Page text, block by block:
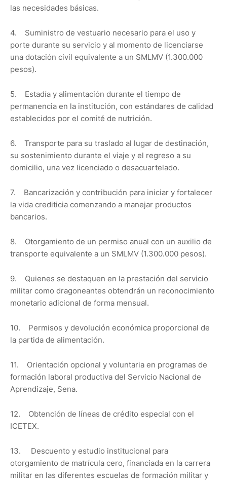
las necesidades básicas.
4. Suministro de vestuario necesario para el uso y
porte durante su servicio y al momento de licenciarse
una dotación civil equivalente a un SMLMV (1.300.000
pesos).
5. Estadía y alimentación durante el tiempo de
permanencia en la institución, con estándares de calidad
establecidos por el comité de nutrición.
6. Transporte para su traslado al lugar de destinación,
su sostenimiento durante el viaje y el regreso a su
domicilio, una vez licenciado o desacuartelado.
7. Bancarización y contribución para iniciar y fortalecer
la vida crediticia comenzando a manejar productos
bancarios.
8. Otorgamiento de un permiso anual con un auxilio de
transporte equivalente a un SMLMV (1.300.000 pesos).
9. Quienes se destaquen en la prestación del servicio
militar como dragoneantes obtendrán un reconocimiento
monetario adicional de forma mensual.
10. Permisos y devolución económica proporcional de
la partida de alimentación.
11. Orientación opcional y voluntaria en programas de
formación laboral productiva del Servicio Nacional de
Aprendizaje, Sena.
12. Obtención de líneas de crédito especial con el
ICETEX.
13. Descuento y estudio institucional para
otorgamiento de matrícula cero, financiada en la carrera
militar en las diferentes escuelas de formación militar y